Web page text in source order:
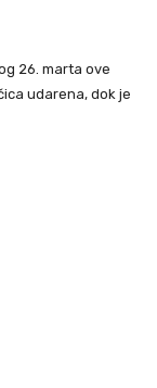
26. marta ove
udarena, dok je